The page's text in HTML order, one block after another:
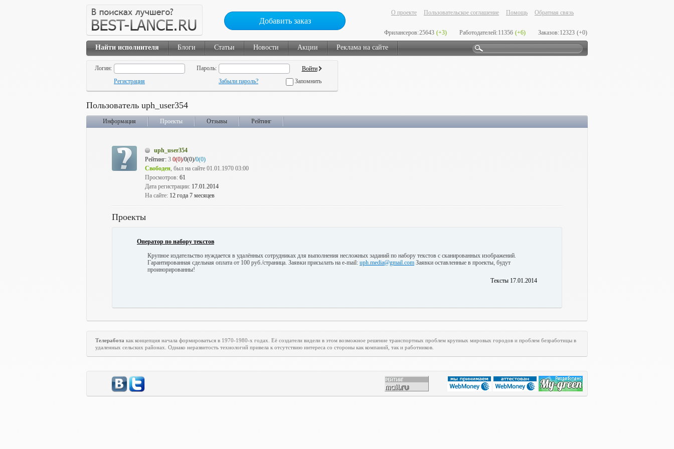
Добавить заказ
О проекте Пользовательское соглашение Помощь Обратная связь
Фрилансеров:25643 (+3) Работодателей:11356 (+6) Заказов:12323 (+0)
Найти исполнителя Блоги Статьи Новости Акции Реклама на сайте
Логин:
Пароль:
Регистрация
Забыли пароль? Запомнить
Пользователь uph_user354
Информация Проекты Отзывы Рейтинг
uph_user354
Рейтинг: 3 0(0)/0(0)/0(0)
Свободен, был на сайте 01.01.1970 03:00
Просмотров: 61
Дата регистрации: 17.01.2014
На сайте: 12 года 7 месяцев
Проекты
Оператор по набору текстов
Крупное издательство нуждается в удалённых сотрудниках для выполнения несложных заданий по набору текстов с сканированных изображений.
Гарантированная сдельная оплата от 100 руб./страница. Заявки присылать на e-mail: uph.media@gmail.com Заявки оставленные в проекты, будут
проинорированны!
Тексты 17.01.2014
Телеработа как концепция начала формироваться в 1970-1980-х годах. Её создатели видели в этом возможное решение транспортных проблем крупных мировых городов и проблем безработицы в
удаленных сельских районах. Однако неразвитость технологий привела к отсутствию интереса со стороны как компаний, так и работников.